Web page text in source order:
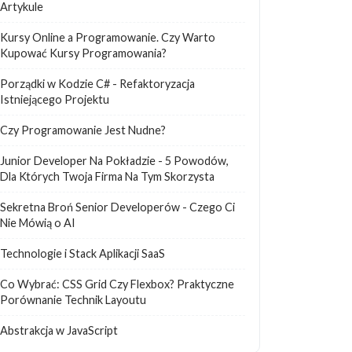
Artykule
Kursy Online a Programowanie. Czy Warto
Kupować Kursy Programowania?
Porządki w Kodzie C# - Refaktoryzacja
Istniejącego Projektu
Czy Programowanie Jest Nudne?
Junior Developer Na Pokładzie - 5 Powodów,
Dla Których Twoja Firma Na Tym Skorzysta
Sekretna Broń Senior Developerów - Czego Ci
Nie Mówią o AI
Technologie i Stack Aplikacji SaaS
Co Wybrać: CSS Grid Czy Flexbox? Praktyczne
Porównanie Technik Layoutu
Abstrakcja w JavaScript